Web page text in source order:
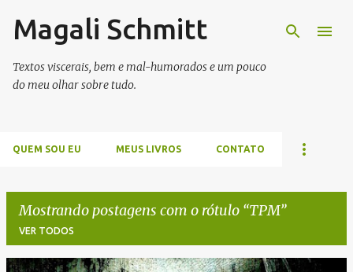
Pular para o conteúdo principal
Magali Schmitt
Textos viscerais, bem e mal-humorados e um pouco
do meu olhar sobre tudo.
QUEM SOU EU MEUS LIVROS CONTATO
Mostrando postagens com o rótulo TPM
VER TODOS